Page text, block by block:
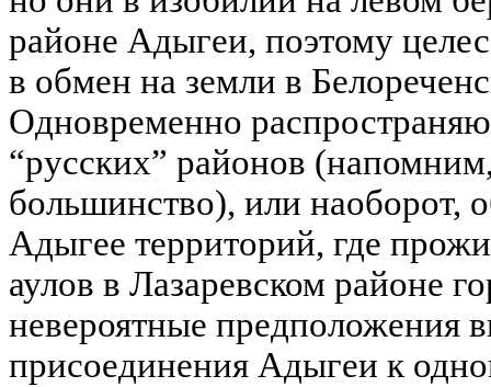
районе Адыгеи, поэтому
в обмен на земли в
Одновременно
“русских” районов
большинство), или
Адыгее территорий, где
аулов в Лазаревском районе
невероятные предположения
присоединения Адыгеи к